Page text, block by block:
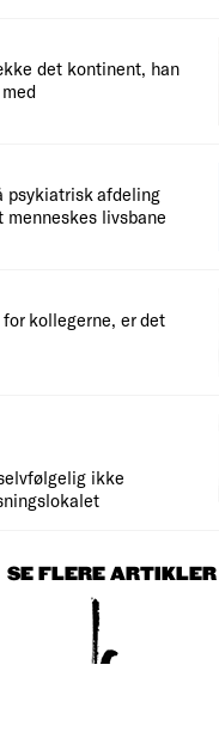
det kontinent, han
psykiatrisk afdeling
livsbane
kollegerne, er det
ikke
SE FLERE ARTIKLER